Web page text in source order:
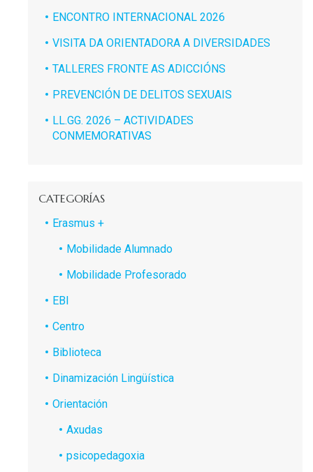
ENCONTRO INTERNACIONAL 2026
VISITA DA ORIENTADORA A DIVERSIDADES
TALLERES FRONTE AS ADICCIÓNS
PREVENCIÓN DE DELITOS SEXUAIS
LL.GG. 2026 – ACTIVIDADES
CONMEMORATIVAS
CATEGORÍAS
Erasmus +
Mobilidade Alumnado
Mobilidade Profesorado
EBI
Centro
Biblioteca
Dinamización Lingüística
Orientación
Axudas
psicopedagoxia